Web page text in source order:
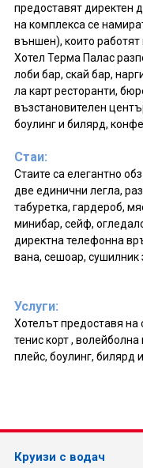
предоставят директен
на комплекса се
външен), които работят
Хотел Терма Палас
лоби бар, скай бар,
ла карт ресторанти,
възстановителен
боулинг и билярд,
Стаи:
Стаите са елегантно
две единични легла,
табуретка, гардероб,
минибар, сейф,
директна телефонна
вана, сешоар, сушилник
Услуги:
Хотелът предоставя на
тенис корт ,
плейс, боулинг, билярд
Круизи с водач